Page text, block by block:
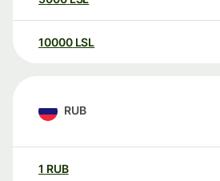
10000 LSL
RUB
1 RUB